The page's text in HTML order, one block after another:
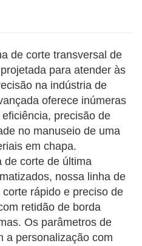
de corte transversal de
para atender às
na indústria de
oferece inúmeras
precisão de
no manuseio de uma
em chapa.
de corte de última
nossa linha de
rápido e preciso de
retidão de borda
Os parâmetros de
a personalização com